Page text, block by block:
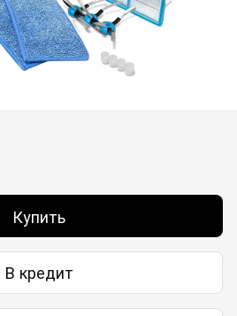
Купить
В кредит